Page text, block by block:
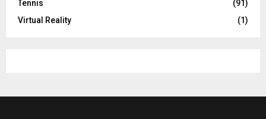
Tennis
(91)
Virtual Reality
(1)